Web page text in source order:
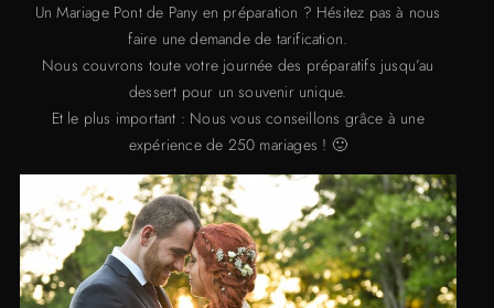
Un Mariage Pont de Pany en préparation ? Hésitez pas à nous
faire une demande de tarification.
Nous couvrons toute votre journée des préparatifs jusqu’au
dessert pour un souvenir unique.
Et le plus important : Nous vous conseillons grâce à une
expérience de 250 mariages ! 🙂